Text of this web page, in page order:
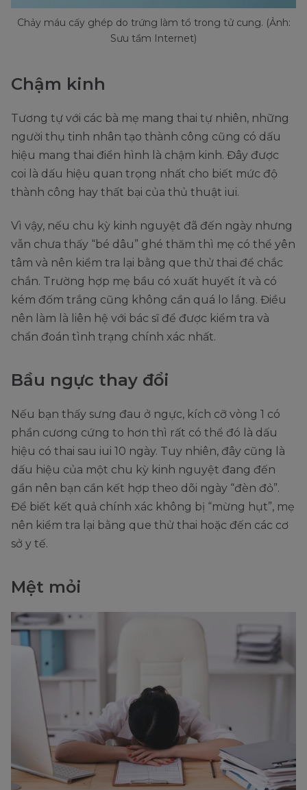
Chảy máu cấy ghép do trứng làm tổ trong tử cung. (Ảnh:
Sưu tầm Internet)
Chậm kinh
Tương tự với các bà mẹ mang thai tự nhiên, những
người thụ tinh nhân tạo thành công cũng có dấu
hiệu mang thai điển hình là chậm kinh. Đây được
coi là dấu hiệu quan trọng nhất cho biết mức độ
thành công hay thất bại của thủ thuật iui.
Vì vậy, nếu chu kỳ kinh nguyệt đã đến ngày nhưng
vẫn chưa thấy “bé dâu” ghé thăm thì mẹ có thể yên
tâm và nên kiểm tra lại bằng que thử thai để chắc
chắn. Trường hợp mẹ bầu có xuất huyết ít và có
kém đốm trắng cũng không cần quá lo lắng. Điều
nên làm là liên hệ với bác sĩ để được kiểm tra và
chẩn đoán tình trạng chính xác nhất.
Bầu ngực thay đổi
Nếu bạn thấy sưng đau ở ngực, kích cỡ vòng 1 có
phần cương cứng to hơn thì rất có thể đó là dấu
hiệu có thai sau iui 10 ngày. Tuy nhiên, đây cũng là
dấu hiệu của một chu kỳ kinh nguyệt đang đến
gần nên bạn cần kết hợp theo dõi ngày “đèn đỏ”.
Để biết kết quả chính xác không bị “mừng hụt”, mẹ
nên kiểm tra lại bằng que thử thai hoặc đến các cơ
sở y tế.
Mệt mỏi